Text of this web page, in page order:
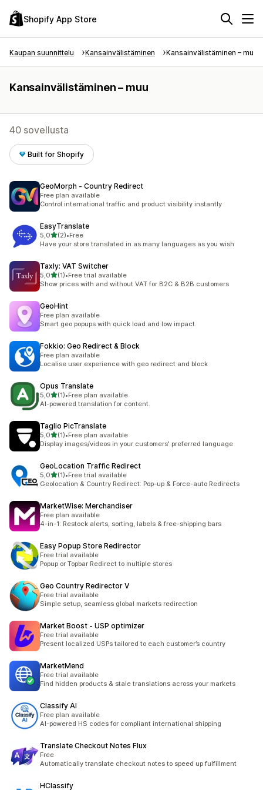
Shopify App Store
Kaupan suunnittelu Kansainvälistäminen Kansainvälistäminen – muu
Kansainvälistäminen – muu
40 sovellusta
Built for Shopify
GeoMorph ‑ Country Redirect
Free plan available
Control international traffic and product visibility instantly
EasyTranslate
5,0/ 5 tähteä
(2)
2 arvostelua yhteensä
•Free
Have your store translated in as many languages as you wish
Taxly: VAT Switcher
5,0/ 5 tähteä
(1)
1 arvostelua yhteensä
•Free trial available
Show prices with and without VAT for B2C & B2B customers
GeoHint
Free plan available
Smart geo popups with quick load and low impact.
Fokkio: Geo Redirect & Block
Free plan available
Localise user experience with geo redirect and block
Opus Translate
5,0/ 5 tähteä
(1)
1 arvostelua yhteensä
•Free plan available
AI-powered translation for content.
Taglio PicTranslate
5,0/ 5 tähteä
(1)
1 arvostelua yhteensä
•Free plan available
Display images/videos in your customers' preferred language
GeoLocation Traffic Redirect
5,0/ 5 tähteä
(1)
1 arvostelua yhteensä
•Free trial available
Geolocation & Country Redirect: Pop-up & Force-auto Redirects
MarketWise: Merchandiser
Free plan available
4-in-1: Restock alerts, sorting, labels & free-shipping bars
Easy Popup Store Redirector
Free trial available
Popup or Topbar Redirect to multiple stores
Geo Country Redirector V
Free trial available
Simple setup, seamless global markets redirection
Market Boost ‑ USP optimizer
Free trial available
Present localized USPs tailored to each customer’s country
MarketMend
Free trial available
Find hidden products & stale translations across your markets
Classify AI
Free plan available
AI-powered HS codes for compliant international shipping
Translate Checkout Notes Flux
Free
Automatically translate checkout notes to speed up fulfillment
HClassify